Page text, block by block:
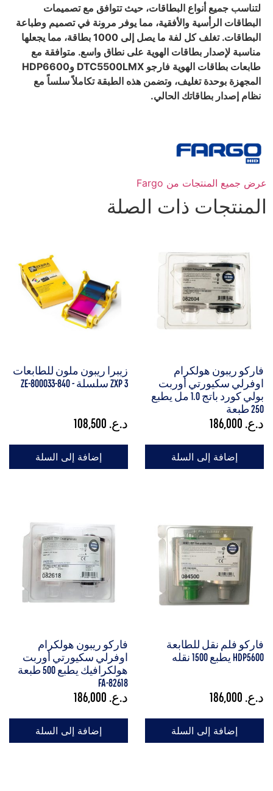
لتناسب جميع أنواع البطاقات، حيث تتوافق مع تصميمات
البطاقات الرأسية والأفقية، مما يوفر مرونة في تصميم وطباعة
البطاقات. تغلف كل لفة ما يصل إلى 1000 بطاقة، مما يجعلها
مناسبة لإصدار بطاقات الهوية على نطاق واسع. متوافقة مع
طابعات بطاقات الهوية فارجو DTC5500LMX وHDP6600
المجهزة بوحدة تغليف، وتضمن هذه الطبقة تكاملاً سلساً مع
نظام إصدار بطاقاتك الحالي.
عرض جميع المنتجات من Fargo
المنتجات ذات الصلة
فاركو ريبون هولكرام
اوفرلي سكيورتي أوربت
بولي كورد باتج 1.0 مل يطبع
250 طبعة
د.ع.
إضافة إلى السلة
زيبرا ريبون ملون للطابعات
ZXP 3 سلسلة - ZE-800033-840
د.ع.
إضافة إلى السلة
فاركو فلم نقل للطابعة
HDP5600 يطبع 1500 نقله
د.ع.
إضافة إلى السلة
فاركو ريبون هولكرام
اوفرلي سكيورتي أوربت
هولكرافيك يطبع 500 طبعة
FA-82618
د.ع.
إضافة إلى السلة